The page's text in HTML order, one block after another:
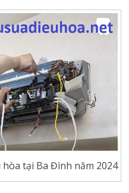
tại Ba Đình năm 2024